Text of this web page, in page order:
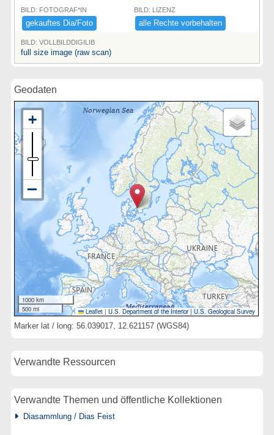
BILD: FOTOGRAF*IN
gekauftes ​Dia/​Foto
BILD: LIZENZ
alle ​Rechte ​vorbehalten
BILD: VOLLBILDDIGILIB
full size image (raw scan)
Geodaten
1000 km
500 mi
Leaflet | U.S. Department of the Interior|U.S. Geological Survey
Marker lat / long: 56.039017, 12.621157 (WGS84)
Verwandte Ressourcen
Verwandte Themen und öffentliche Kollektionen
Diasammlung / Dias Feist